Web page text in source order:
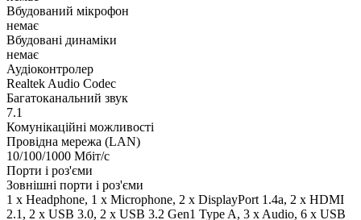
Вбудований мікрофон
немає
Вбудовані динаміки
немає
Аудіоконтролер
Realtek Audio Codec
Багатоканальний звук
7.1
Комунікаційні можливості
Провідна мережа (LAN)
10/100/1000 Мбіт/с
Порти і роз'єми
Зовнішні порти і роз'єми
1 x Нeadphone, 1 х Microphone, 2 x DisplayPort 1.4a, 2 x HDMI
2.1, 2 x USB 3.0, 2 x USB 3.2 Gen1 Type A, 3 x Audio, 6 x USB